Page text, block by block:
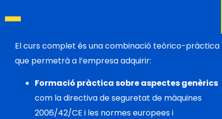
El curs complet és una combinació teòrico-pràctica
que permetrà a l’empresa adquirir:
Formació pràctica sobre aspectes genèrics
com la directiva de seguretat de màquines
2006/42/CE i les normes europees i